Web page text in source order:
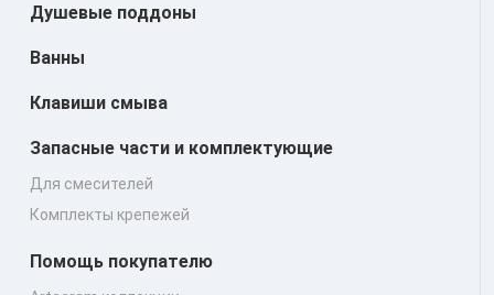
Душевые поддоны
Ванны
Клавиши смыва
Запасные части и комплектующие
Для смесителей
Комплекты крепежей
Помощь покупателю